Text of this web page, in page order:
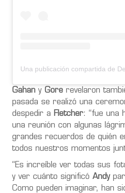
Gahan y Gore revelaron
pasada se realizó una
despedir a Fletcher: “fue una
una reunión con algunas
grandes recuerdos de quién
todos nuestros momentos
“Es increíble ver todas sus
y ver cuánto significó Andy
Como pueden imaginar, han